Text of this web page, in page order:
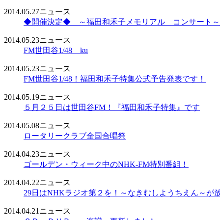
2014.05.27ニュース
◆開催決定◆ ～福田和禾子メモリアル コンサート～
2014.05.23ニュース
FM世田谷1/48 ku
2014.05.23ニュース
FM世田谷1/48！福田和禾子特集公式予告発表です！
2014.05.19ニュース
５月２５日は世田谷FM！『福田和禾子特集』です
2014.05.08ニュース
ロータリークラブ全国合唱祭
2014.04.23ニュース
ゴールデン・ウィーク中のNHK-FM特別番組！
2014.04.22ニュース
29日はNHKラジオ第２を！～なきむしようちえん～が
2014.04.21ニュース